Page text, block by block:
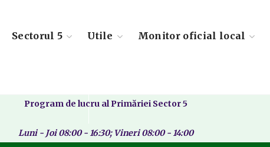
Sectorul 5 Utile Monitor oficial local
Program de lucru al Primăriei Sector 5
Luni - Joi 08:00 - 16:30; Vineri 08:00 - 14:00